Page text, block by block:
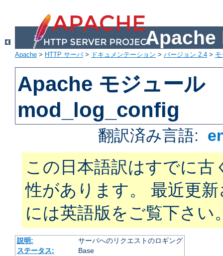
Apache
Apache > HTTP サーバ> ドキュメンテーション > バージョン 2.4 >
Apache モジュール
mod_log_config
翻訳済み言語:
この日本語訳はすでに古
性があります。 最近更
には英語版をご覧下さい
説明:
サーバへのリクエストのロギング
ステータス:
Base